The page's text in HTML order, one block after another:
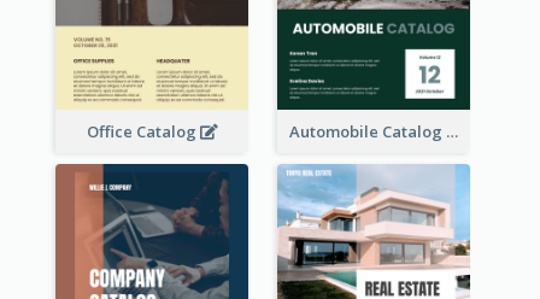
Office Catalog Automobile Catalog